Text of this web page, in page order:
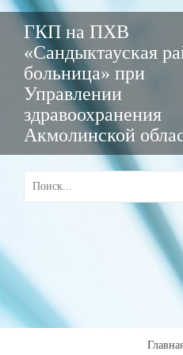
ГКП на ПХВ
«Сандыктауская
больница» при
Управлении
здравоохранения
Акмолинской